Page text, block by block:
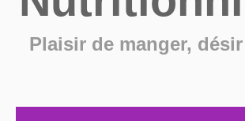
Plaisir de manger,